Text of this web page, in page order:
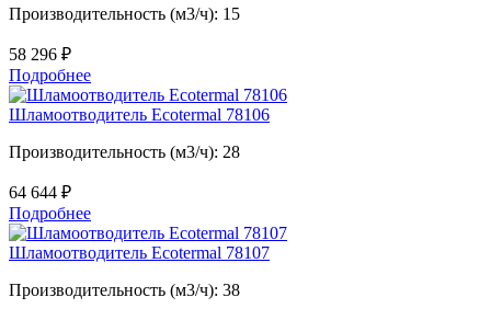
Производительность (м3/ч): 15
58 296 ₽
Подробнее
Шламоотводитель Ecotermal 78106
Производительность (м3/ч): 28
64 644 ₽
Подробнее
Шламоотводитель Ecotermal 78107
Производительность (м3/ч): 38